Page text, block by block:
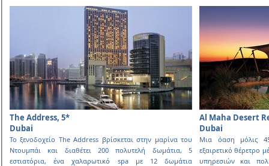
The Address, 5*
Dubai
Το ξενοδοχείο The Address βρίσκεται στην µαρίνα του
Ντουµπάι και διαθέτει 200 πολυτελή δωµάτια, 5
εστιατόρια, ένα χαλαρωτικό spa µε 12 δωµάτια
Al Maha Desert
Dubai
Μια όαση µόλις
εξαιρετικό θέρετρο
υπηρεσιών και